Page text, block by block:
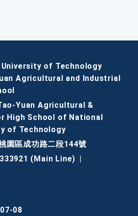
of Technology
Agricultural and Industrial
Yuan Agricultural &
High School of National
of Technology
園區成功路二段144號
(Main Line)
08